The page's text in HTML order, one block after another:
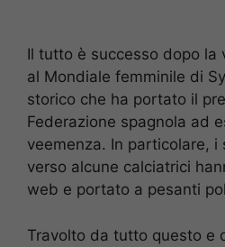
Il tutto è successo dopo la
al Mondiale femminile di
storico che ha portato il
Federazione spagnola ad
veemenza. In particolare, i
verso alcune calciatrici
web e portato a pesanti
Travolto da tutto questo e